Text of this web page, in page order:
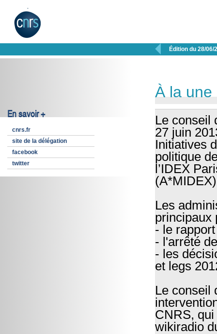
 Édition du 28/06/
En savoir +
cnrs.fr
site de la délégation
facebook
twitter
À la une
Le conseil
27 juin
Initiatives
politique
l’IDEX
Les
principaux
- le
- l'arrêté
- les
et legs
Le conseil
CNRS,
wikiradio